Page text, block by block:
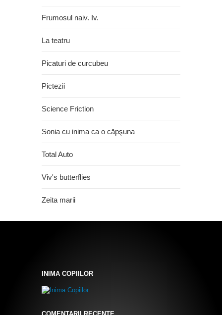
Frumosul naiv. Iv.
La teatru
Picaturi de curcubeu
Pictezii
Science Friction
Sonia cu inima ca o căpşuna
Total Auto
Viv's butterflies
Zeita marii
INIMA COPIILOR